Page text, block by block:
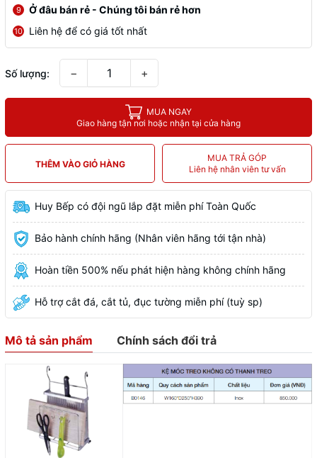
9 Ở đâu bán rẻ - Chúng tôi bán rẻ hơn
10 Liên hệ để có giá tốt nhất
Số lượng: − +
MUA NGAY
Giao hàng tận nơi hoặc nhận tại cửa hàng
THÊM VÀO GIỎ HÀNG
MUA TRẢ GÓP
Liên hệ nhân viên tư vấn
Huy Bếp có đội ngũ lắp đặt miễn phí Toàn Quốc
Bảo hành chính hãng (Nhân viên hãng tới tận nhà)
Hoàn tiền 500% nếu phát hiện hàng không chính hãng
Hỗ trợ cắt đá, cắt tủ, đục tường miễn phí (tuỳ sp)
Mô tả sản phẩm Chính sách đổi trả